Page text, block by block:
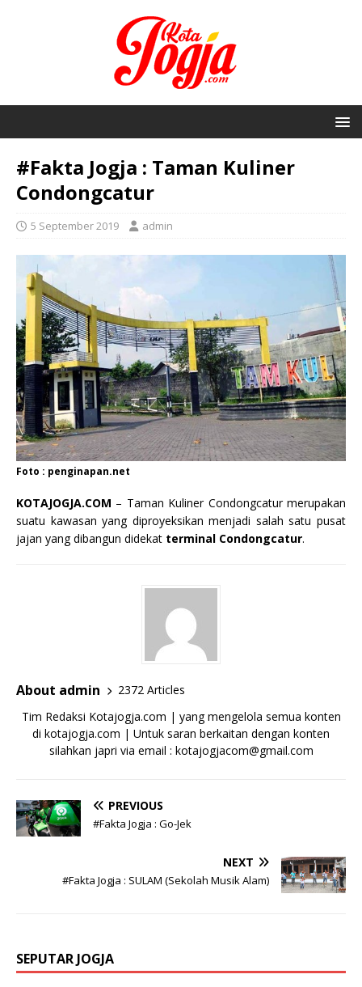
#Fakta Jogja : Taman Kuliner
Condongcatur
5 September 2019 admin
Foto : penginapan.net
KOTAJOGJA.COM – Taman Kuliner Condongcatur merupakan
suatu kawasan yang diproyeksikan menjadi salah satu pusat
jajan yang dibangun didekat terminal Condongcatur.
About admin
2372 Articles
Tim Redaksi Kotajogja.com | yang mengelola semua konten
di kotajogja.com | Untuk saran berkaitan dengan konten
silahkan japri via email : kotajogjacom@gmail.com
PREVIOUS
#Fakta Jogja : Go-Jek
NEXT
#Fakta Jogja : SULAM (Sekolah Musik Alam)
SEPUTAR JOGJA